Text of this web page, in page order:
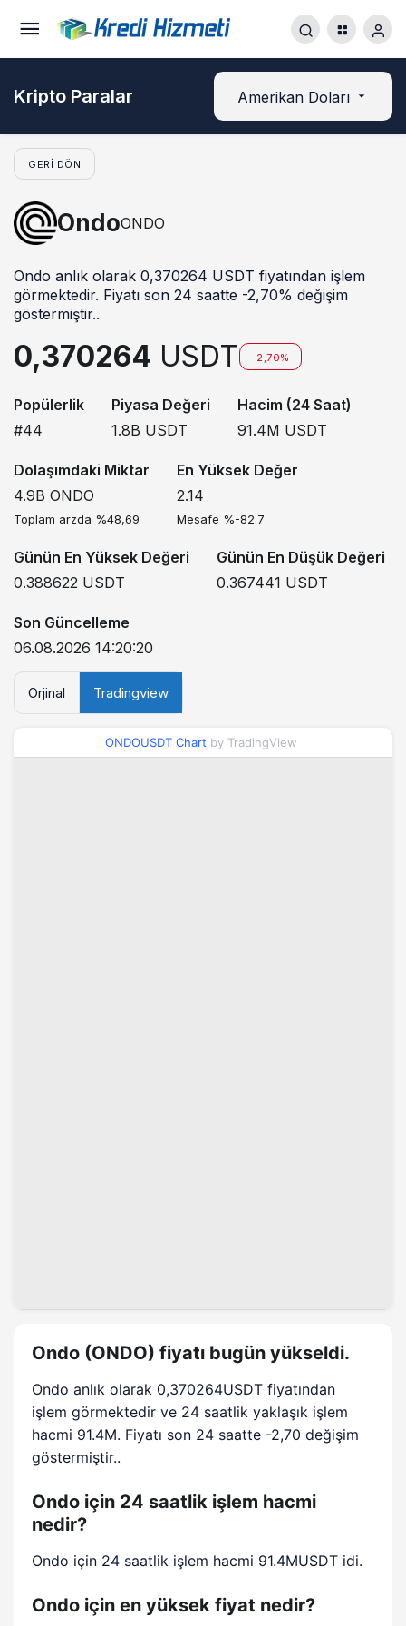
Kripto Paralar Amerikan Doları
GERI DÖN
OndoONDO
Ondo anlık olarak 0,370264 USDT fiyatından işlem
görmektedir. Fiyatı son 24 saatte -2,70% değişim
göstermiştir..
0,370264 USDT -2,70%
Popülerlik
#44
Piyasa Değeri
1.8B USDT
Hacim (24 Saat)
91.4M USDT
Dolaşımdaki Miktar
4.9B ONDO
Toplam arzda %48,69
En Yüksek Değer
2.14
Mesafe %-82.7
Günün En Yüksek Değeri
0.388622 USDT
Günün En Düşük Değeri
0.367441 USDT
Son Güncelleme
06.08.2026 14:20:20
Orjinal Tradingview
ONDOUSDT Chart by TradingView
Ondo (ONDO) fiyatı bugün yükseldi.
Ondo anlık olarak 0,370264USDT fiyatından
işlem görmektedir ve 24 saatlik yaklaşık işlem
hacmi 91.4M. Fiyatı son 24 saatte -2,70 değişim
göstermiştir..
Ondo için 24 saatlik işlem hacmi
nedir?
Ondo için 24 saatlik işlem hacmi 91.4MUSDT idi.
Ondo için en yüksek fiyat nedir?